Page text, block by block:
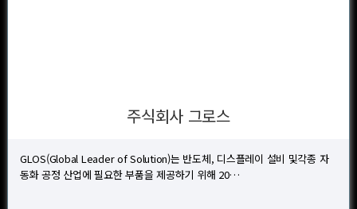
주식회사 그로스
GLOS(Global Leader of Solution)는 반도체, 디스플레이 설비 및각종 자
동화 공정 산업에 필요한 부품을 제공하기 위해 20…